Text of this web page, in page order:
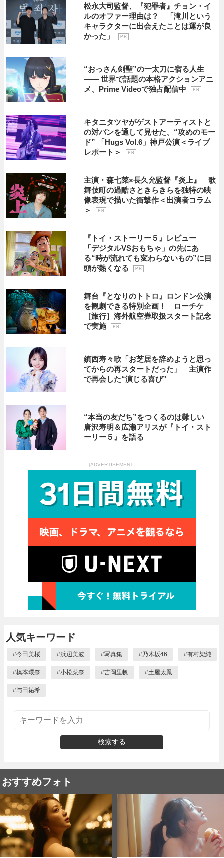
松永大司監督、『犯罪者』チョン・イ
ルのオファー理由は？ 「滝川という
キャラクターに出会えたことは運が良
かった」
P R
“おっさん剣聖”の一太刀に宿る人生
―― 世界で話題の本格アクションアニ
メ、Prime Videoで独占配信中
P R
キタニタツヤがゲストアーティストと
の対バンを通して見せた、“攻めのモー
ド” 「Hugs Vol.6」神戸公演＜ライブ
レポート＞
P R
主演・森七菜×長久允監督『炎上』 歌
舞伎町の過酷さときらきらを独特の映
像表現で描いた衝撃作＜出演者コラム
＞
P R
『トイ・ストーリー５』レビュー
「デジタルVSおもちゃ」の先にあ
る“時が流れても変わらないもの”に目
頭が熱くなる
P R
舞台『となりのトトロ』ロンドン公演
を観劇できる特別企画！ ローチケ
［旅行］海外航空券取扱スタート記念
で実施
P R
鎮西寿々歌「お芝居を辞めようと思っ
てからの再スタートだった」 主演作
で再会した“演じる喜び”
“本当の友だち”をつくるのは難しい
唐沢寿明＆広瀬アリスが『トイ・スト
ーリー５』を語る
[ADVERTISEMENT]
人気キーワード
#今田美桜 #浜辺美波 #写真集 #乃木坂46 #有村架純
#橋本環奈 #小松菜奈 #吉岡里帆 #土屋太鳳
#与田祐希
検索する
おすすめフォト